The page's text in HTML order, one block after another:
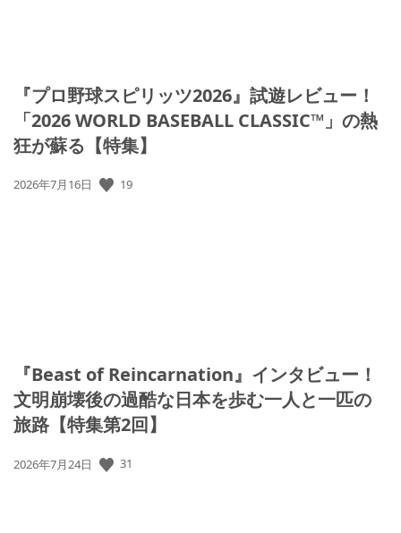
『プロ野球スピリッツ2026』試遊レビュー！
「2026 WORLD BASEBALL CLASSIC™」の熱
狂が蘇る【特集】
公
2026年7月16日 19
『Beast of Reincarnation』インタビュー！
文明崩壊後の過酷な日本を歩む一人と一匹の
旅路【特集第2回】
公
2026年7月24日 31